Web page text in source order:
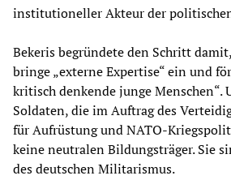
institutioneller Akteur der
Bekeris begründete den Schritt
bringe „externe Expertise“ ein und
kritisch denkende junge Menschen“.
Soldaten, die im Auftrag des
für Aufrüstung und NATO-
keine neutralen Bildungsträger. Sie
des deutschen Militarismus.